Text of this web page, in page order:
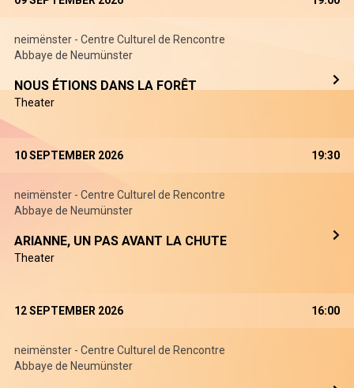
neimënster - Centre Culturel de Rencontre
Abbaye de Neumünster
NOUS ÉTIONS DANS LA FORÊT
Theater
10 SEPTEMBER 2026 19:30
neimënster - Centre Culturel de Rencontre
Abbaye de Neumünster
ARIANNE, UN PAS AVANT LA CHUTE
Theater
12 SEPTEMBER 2026 16:00
neimënster - Centre Culturel de Rencontre
Abbaye de Neumünster